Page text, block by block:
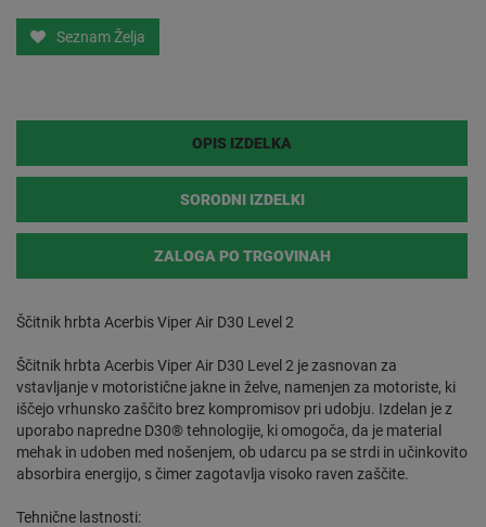
Seznam Želja
OPIS IZDELKA
SORODNI IZDELKI
ZALOGA PO TRGOVINAH
Ščitnik hrbta Acerbis Viper Air D30 Level 2
Ščitnik hrbta Acerbis Viper Air D30 Level 2 je zasnovan za
vstavljanje v motoristične jakne in želve, namenjen za motoriste, ki
iščejo vrhunsko zaščito brez kompromisov pri udobju. Izdelan je z
uporabo napredne D30® tehnologije, ki omogoča, da je material
mehak in udoben med nošenjem, ob udarcu pa se strdi in učinkovito
absorbira energijo, s čimer zagotavlja visoko raven zaščite.
Tehnične lastnosti: